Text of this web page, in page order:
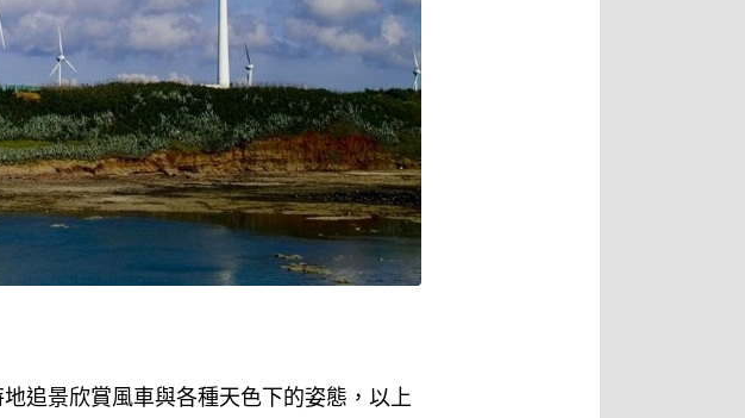
追景欣賞風車與各種天色下的姿態，以上